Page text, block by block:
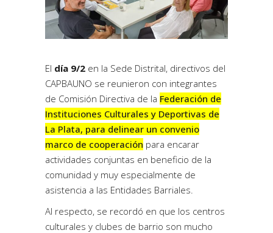
El día 9/2 en la Sede Distrital, directivos del
CAPBAUNO se reunieron con integrantes
de Comisión Directiva de la Federación de
Instituciones Culturales y Deportivas de
La Plata, para delinear un convenio
marco de cooperación para encarar
actividades conjuntas en beneficio de la
comunidad y muy especialmente de
asistencia a las Entidades Barriales.
Al respecto, se recordó en que los centros
culturales y clubes de barrio son mucho